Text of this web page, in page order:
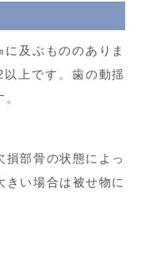
及ぶもののありま
上です。歯の動揺
損部骨の状態によっ
きい場合は被せ物に